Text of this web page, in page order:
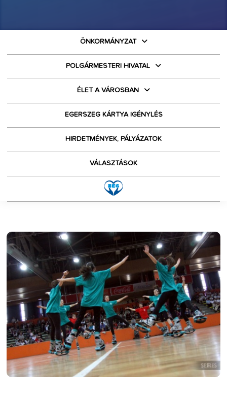
ÖNKORMÁNYZAT
POLGÁRMESTERI HIVATAL
ÉLET A VÁROSBAN
EGERSZEG KÁRTYA IGÉNYLÉS
HIRDETMÉNYEK, PÁLYÁZATOK
VÁLASZTÁSOK